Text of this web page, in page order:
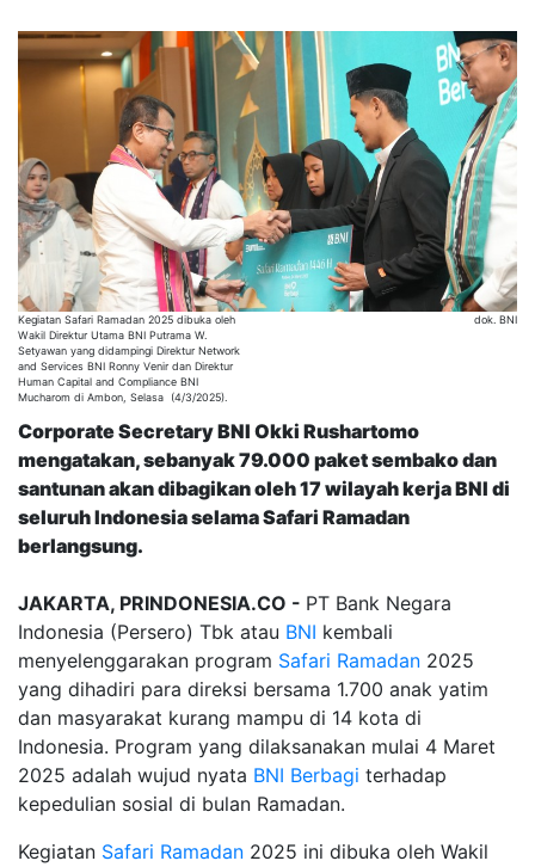
Kegiatan Safari Ramadan 2025 dibuka oleh
Wakil Direktur Utama BNI Putrama W.
Setyawan yang didampingi Direktur Network
and Services BNI Ronny Venir dan Direktur
Human Capital and Compliance BNI
Mucharom di Ambon, Selasa (4/3/2025).
dok. BNI
Corporate Secretary BNI Okki Rushartomo
mengatakan, sebanyak 79.000 paket sembako dan
santunan akan dibagikan oleh 17 wilayah kerja BNI di
seluruh Indonesia selama Safari Ramadan
berlangsung.
JAKARTA, PRINDONESIA.CO - PT Bank Negara
Indonesia (Persero) Tbk atau BNI kembali
menyelenggarakan program Safari Ramadan 2025
yang dihadiri para direksi bersama 1.700 anak yatim
dan masyarakat kurang mampu di 14 kota di
Indonesia. Program yang dilaksanakan mulai 4 Maret
2025 adalah wujud nyata BNI Berbagi terhadap
kepedulian sosial di bulan Ramadan.
Kegiatan Safari Ramadan 2025 ini dibuka oleh Wakil